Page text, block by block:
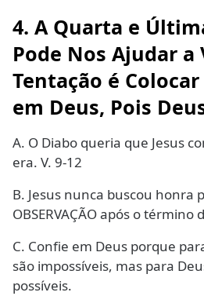
4. A Quarta e
Pode Nos Ajudar a
Tentação é
em Deus, Pois
A. O Diabo queria que Jesus
era. V. 9-12
B. Jesus nunca buscou honra
OBSERVAÇÃO após o término
C. Confie em Deus porque
são impossíveis, mas para
possíveis.